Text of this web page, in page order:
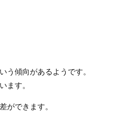
傾向があるようです。
ます。
ができます。